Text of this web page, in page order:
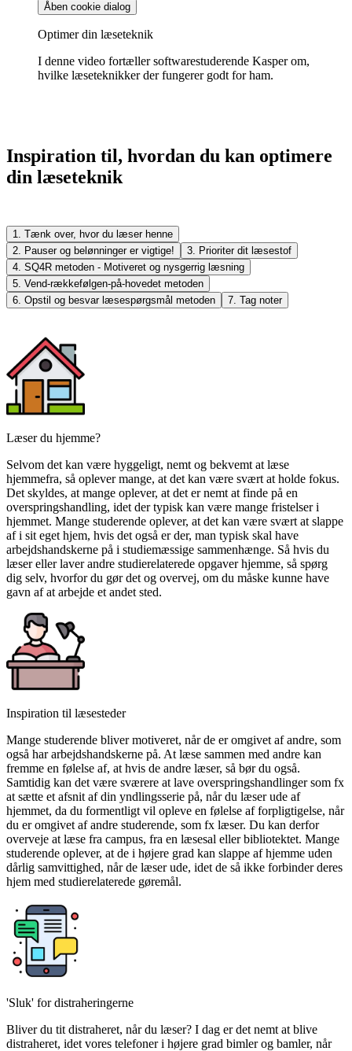
Åben cookie dialog
Optimer din læseteknik
I denne video fortæller softwarestuderende Kasper om,
hvilke læseteknikker der fungerer godt for ham.
Inspiration til, hvordan du kan optimere
din læseteknik
1. Tænk over, hvor du læser henne
2. Pauser og belønninger er vigtige!
3. Prioriter dit læsestof
4. SQ4R metoden - Motiveret og nysgerrig læsning
5. Vend-rækkefølgen-på-hovedet metoden
6. Opstil og besvar læsespørgsmål metoden
7. Tag noter
Læser du hjemme?
Selvom det kan være hyggeligt, nemt og bekvemt at læse
hjemmefra, så oplever mange, at det kan være svært at holde fokus.
Det skyldes, at mange oplever, at det er nemt at finde på en
overspringshandling, idet der typisk kan være mange fristelser i
hjemmet. Mange studerende oplever, at det kan være svært at slappe
af i sit eget hjem, hvis det også er der, man typisk skal have
arbejdshandskerne på i studiemæssige sammenhænge. Så hvis du
læser eller laver andre studierelaterede opgaver hjemme, så spørg
dig selv, hvorfor du gør det og overvej, om du måske kunne have
gavn af at arbejde et andet sted.
Inspiration til læsesteder
Mange studerende bliver motiveret, når de er omgivet af andre, som
også har arbejdshandskerne på. At læse sammen med andre kan
fremme en følelse af, at hvis de andre læser, så bør du også.
Samtidig kan det være sværere at lave overspringshandlinger som fx
at sætte et afsnit af din yndlingsserie på, når du læser ude af
hjemmet, da du formentligt vil opleve en følelse af forpligtigelse, når
du er omgivet af andre studerende, som fx læser. Du kan derfor
overveje at læse fra campus, fra en læsesal eller bibliotektet. Mange
studerende oplever, at de i højere grad kan slappe af hjemme uden
dårlig samvittighed, når de læser ude, idet de så ikke forbinder deres
hjem med studierelaterede gøremål.
'Sluk' for distraheringerne
Bliver du tit distraheret, når du læser? I dag er det nemt at blive
distraheret, idet vores telefoner i højere grad bimler og bamler, når